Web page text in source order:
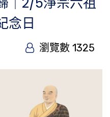
念日
瀏覽數 1325